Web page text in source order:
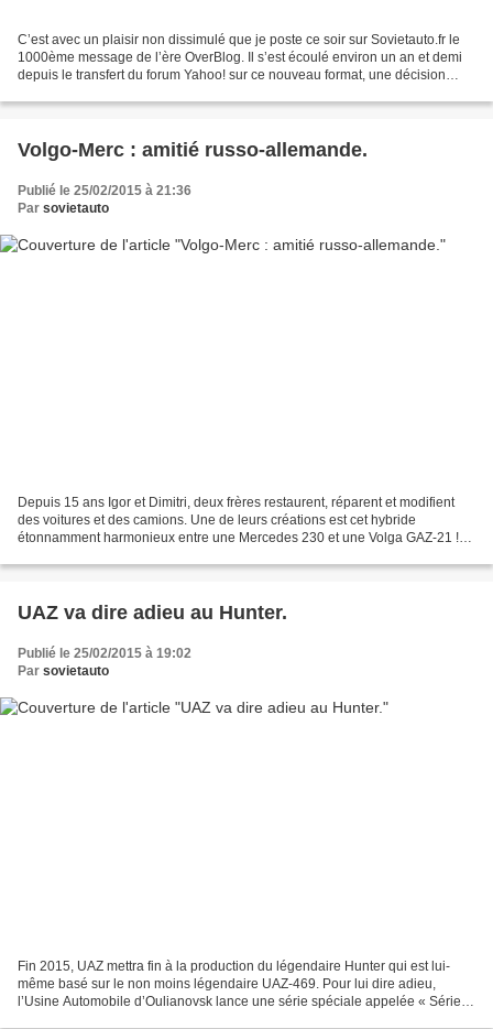
C’est avec un plaisir non dissimulé que je poste ce soir sur Sovietauto.fr le
1000ème message de l’ère OverBlog. Il s’est écoulé environ un an et demi
depuis le transfert du forum Yahoo! sur ce nouveau format, une décision
Volgo-Merc : amitié russo-allemande.
Publié le 25/02/2015 à 21:36
Par sovietauto
Depuis 15 ans Igor et Dimitri, deux frères restaurent, réparent et modifient
des voitures et des camions. Une de leurs créations est cet hybride
étonnamment harmonieux entre une Mercedes 230 et une Volga GAZ-21 !
UAZ va dire adieu au Hunter.
Publié le 25/02/2015 à 19:02
Par sovietauto
Fin 2015, UAZ mettra fin à la production du légendaire Hunter qui est lui-
même basé sur le non moins légendaire UAZ-469. Pour lui dire adieu,
l’Usine Automobile d’Oulianovsk lance une série spéciale appelée « Série